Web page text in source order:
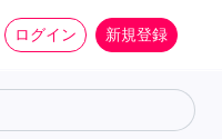
ログイン 新規登録